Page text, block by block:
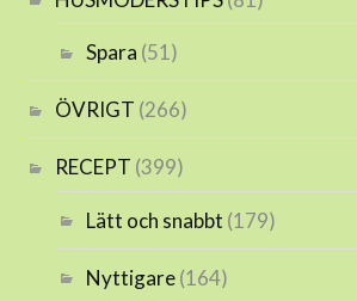
Spara (51)
ÖVRIGT (266)
RECEPT (399)
Lätt och snabbt (179)
Nyttigare(164)